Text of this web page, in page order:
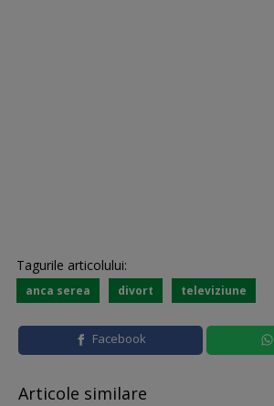
Tagurile articolului:
anca serea divort televiziune
Facebook
Articole similare